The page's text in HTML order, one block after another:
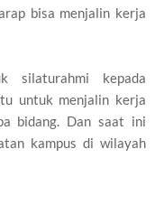
bisa menjalin kerja
silaturahmi kepada
untuk menjalin kerja
bidang. Dan saat ini
kampus di wilayah